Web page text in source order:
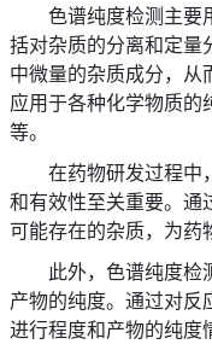
色谱纯度检测主要
括对杂质的分离和定量
中微量的杂质成分，从
应用于各种化学物质
等。
在药物研发过程中
和有效性至关重要。通
可能存在的杂质，为药
此外，色谱纯度检
产物的纯度。通过对反
进行程度和产物的纯度